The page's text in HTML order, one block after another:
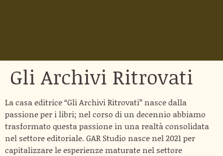
Gli Archivi Ritrovati
La casa editrice “Gli Archivi Ritrovati” nasce dalla
passione per i libri; nel corso di un decennio abbiamo
trasformato questa passione in una realtà consolidata
nel settore editoriale. GAR Studio nasce nel 2021 per
capitalizzare le esperienze maturate nel settore